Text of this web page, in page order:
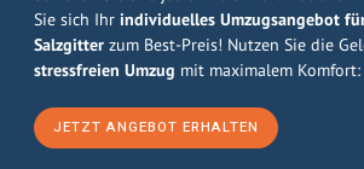
Sie sich Ihr individuelles Umzugsangebot
Salzgitter zum Best-Preis! Nutzen Sie die
stressfreien Umzug mit maximalem Komfort:
JETZT ANGEBOT ERHALTEN